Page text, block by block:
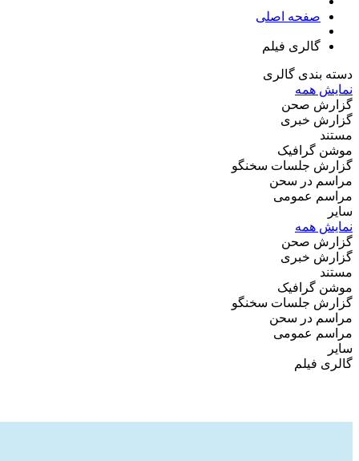
صفحه اصلی
گالری فیلم
دسته بندی گالری
نمایش همه
گزارش صحن
گزارش خبری
مستند
موشن گرافیک
گزارش جلسات سخنگو
مراسم در سحن
مراسم عمومی
سایر
نمایش همه
گزارش صحن
گزارش خبری
مستند
موشن گرافیک
گزارش جلسات سخنگو
مراسم در سحن
مراسم عمومی
سایر
گالری فیلم